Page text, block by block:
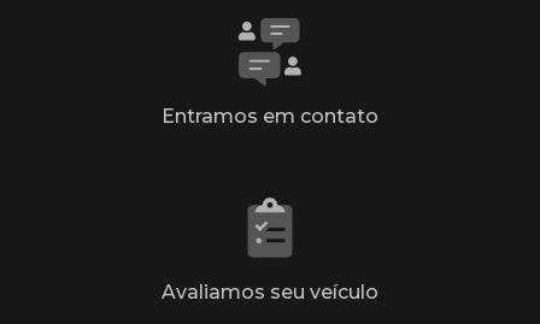
Entramos em contato
Avaliamos seu veículo